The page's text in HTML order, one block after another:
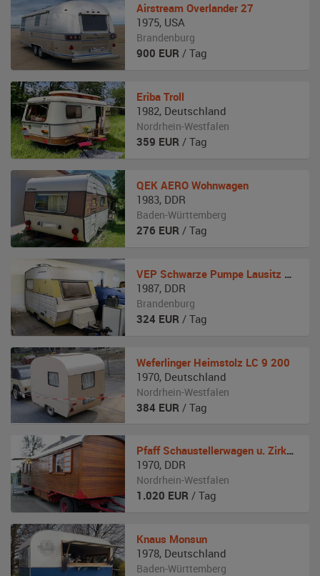
Airstream Overlander 27
1975, USA
Brandenburg
900 EUR / Tag
Eriba Troll
1982, Deutschland
Nordrhein-Westfalen
359 EUR / Tag
QEK AERO Wohnwagen
1983, DDR
Baden-Württemberg
276 EUR / Tag
VEP Schwarze Pumpe Lausitz 310
1987, DDR
Brandenburg
324 EUR / Tag
Weferlinger Heimstolz LC 9 200
1970, Deutschland
Nordrhein-Westfalen
384 EUR / Tag
Pfaff Schaustellerwagen u. Zirkuswagen
1970, DDR
Nordrhein-Westfalen
1.020 EUR / Tag
Knaus Monsun
1978, Deutschland
Baden-Württemberg